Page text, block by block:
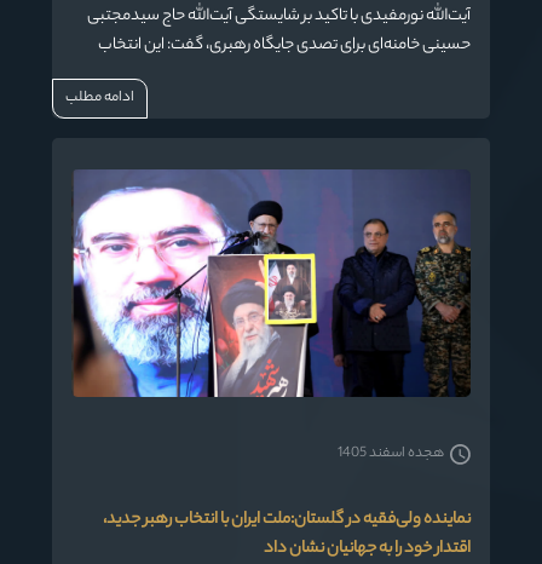
آیت‌الله نورمفیدی با تاکید بر شایستگی آیت‌الله حاج سیدمجتبی
حسینی خامنه‌ای برای تصدی جایگاه رهبری، گفت: این انتخاب
استمرار راه امام خمینی (ره) و رهبر شهید انقلاب و پاسخی قاطع به
ادامه مطلب
نماینده ولی‌فقیه در گلستان:ملت ایران با انتخاب رهبر جدید،
اقتدار خود را به جهانیان نشان داد
هجده اسفند 1405